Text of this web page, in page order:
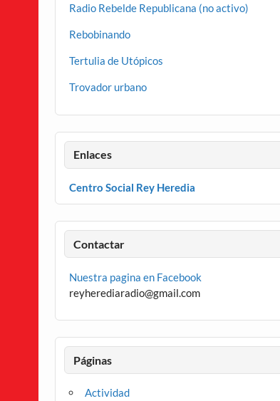
Radio Rebelde Republicana (no activo)
Rebobinando
Tertulia de Utópicos
Trovador urbano
Enlaces
Centro Social Rey Heredia
Contactar
Nuestra pagina en Facebook
reyherediaradio@gmail.com
Páginas
Actividad